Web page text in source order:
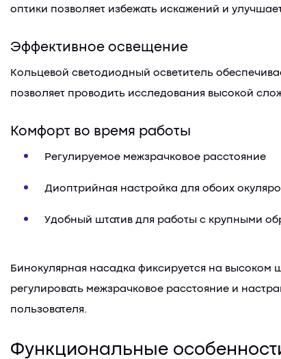
оптики позволяет избежать искажений и
Эффективное освещение
Кольцевой светодиодный осветитель
позволяет проводить исследования высокой
Комфорт во время работы
Регулируемое межзрачковое расстояние
Диоптрийная настройка для обоих
Удобный штатив для работы с крупными
Бинокулярная насадка фиксируется на высоком
регулировать межзрачковое расстояние и
пользователя.
Функциональные